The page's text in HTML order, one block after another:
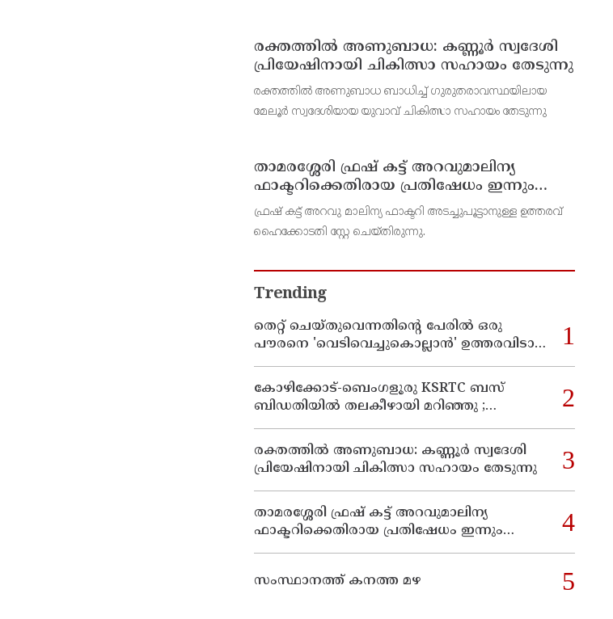
രക്തത്തിൽ അണുബാധ: കണ്ണൂർ സ്വദേശി
പ്രിയേഷിനായി ചികിത്സാ സഹായം തേടുന്നു
രക്തത്തിൽ അണുബാധ ബാധിച്ച് ഗുരുതരാവസ്ഥയിലായ
മേലൂർ സ്വദേശിയായ യുവാവ് ചികിത്സാ സഹായം തേടുന്നു
താമരശ്ശേരി ഫ്രഷ് കട്ട് അറവുമാലിന്യ
ഫാക്ടറിക്കെതിരായ പ്രതിഷേധം ഇന്നും
തുടരും
ഫ്രഷ് കട്ട് അറവു മാലിന്യ ഫാക്ടറി അടച്ചുപൂട്ടാനുള്ള ഉത്തരവ്
ഹൈക്കോടതി സ്റ്റേ ചെയ്തിരുന്നു.
Trending
തെറ്റ് ചെയ്തുവെന്നതിന്റെ പേരില്‍ ഒരു
പൗരനെ 'വെടിവെച്ചുകൊല്ലാന്‍' ഉത്തരവിടാന്‍
ഇത് സംഘപരിവാറിൻ്റെ ബുള്‍ഡോസര്‍
ഭരണമുള്ള യുപിയോ ബിഹാറോ അല്ല ;
അര്‍ജുന്‍ ആയങ്കിയെ പിന്തുണച്ച് ആകാശ്
കോഴിക്കോട്-ബെംഗളൂരു KSRTC ബസ്
ബിഡതിയിൽ തലകീഴായി മറിഞ്ഞു ;
ഡ്രെെവർക്കും കണ്ടക്ടർക്കും ദാരുണാന്ത്യം,
നിരവധി യാത്രക്കാർക്ക് പരിക്ക്
രക്തത്തിൽ അണുബാധ: കണ്ണൂർ സ്വദേശി
പ്രിയേഷിനായി ചികിത്സാ സഹായം തേടുന്നു
താമരശ്ശേരി ഫ്രഷ് കട്ട് അറവുമാലിന്യ
ഫാക്ടറിക്കെതിരായ പ്രതിഷേധം ഇന്നും
തുടരും
സംസ്ഥാനത്ത് കനത്ത മഴ